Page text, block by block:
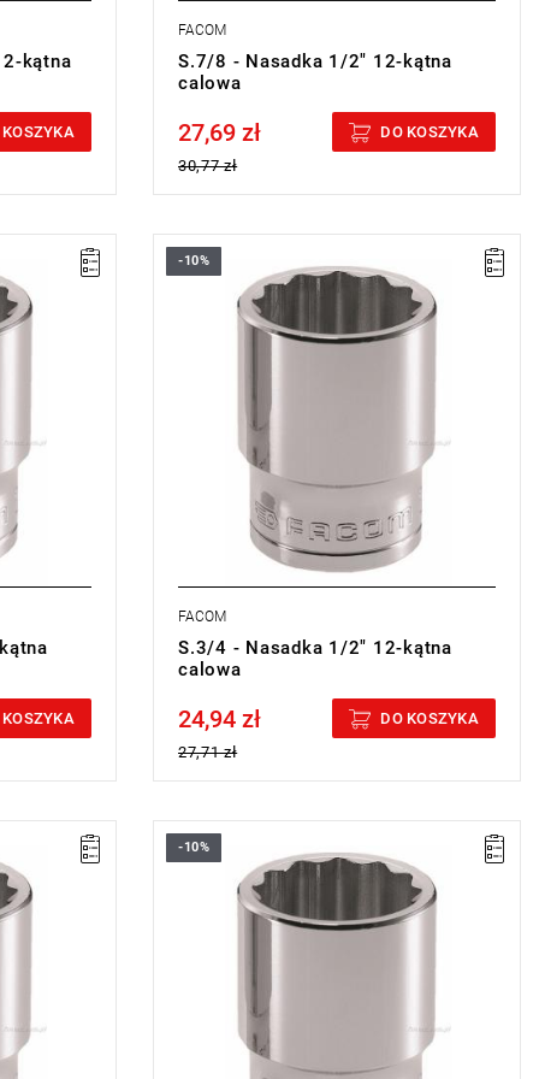
kątna
KOSZYKA
FACOM
S.7/8 - Nasadka 1/2" 12-kątna
calowa
Price tax included
27,69 zł
30,77 zł
DO KOSZYKA
KOSZYKA
• 3/4 "
• ⧠ 1/2”
• Profil OGV®: większa siła i
bezpieczeństwo, ochrona nakrętek
produktu bez ograniczenia w czasie)
-10%
FACOM
S.3/4 - Nasadka 1/2" 12-kątna
calowa
Price tax included
24,94 zł
27,71 zł
DO KOSZYKA
• 5/8 "
• ⧠ 1/2”
• Profil OGV®: większa siła i
bezpieczeństwo, ochrona nakrętek
produktu bez ograniczenia w czasie)
-10%